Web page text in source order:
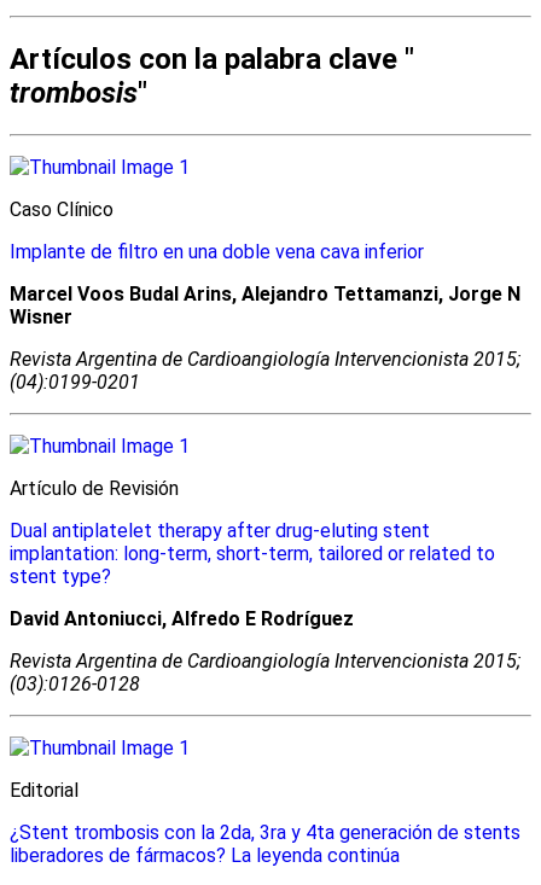
Artículos con la palabra clave "
trombosis"
Caso Clínico
Implante de filtro en una doble vena cava inferior
Marcel Voos Budal Arins, Alejandro Tettamanzi, Jorge N
Wisner
Revista Argentina de Cardioangiologí­a Intervencionista 2015;
(04):0199-0201
Artículo de Revisión
Dual antiplatelet therapy after drug-eluting stent
implantation: long-term, short-term, tailored or related to
stent type?
David Antoniucci, Alfredo E Rodríguez
Revista Argentina de Cardioangiologí­a Intervencionista 2015;
(03):0126-0128
Editorial
¿Stent trombosis con la 2da, 3ra y 4ta generación de stents
liberadores de fármacos? La leyenda continúa